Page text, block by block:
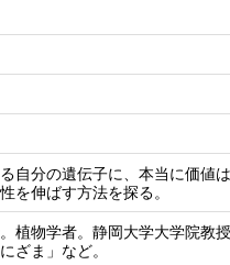
自分の遺伝子に、本当に価値
を伸ばす方法を探る。
植物学者。静岡大学大学院教
ざま」など。